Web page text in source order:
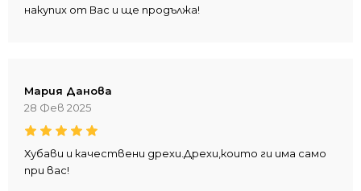
накупих от Вас и ще продължа!
Мария Данова
28 Фев 2025
Хубави и качествени дрехи.Дрехи,които ги има само
при вас!